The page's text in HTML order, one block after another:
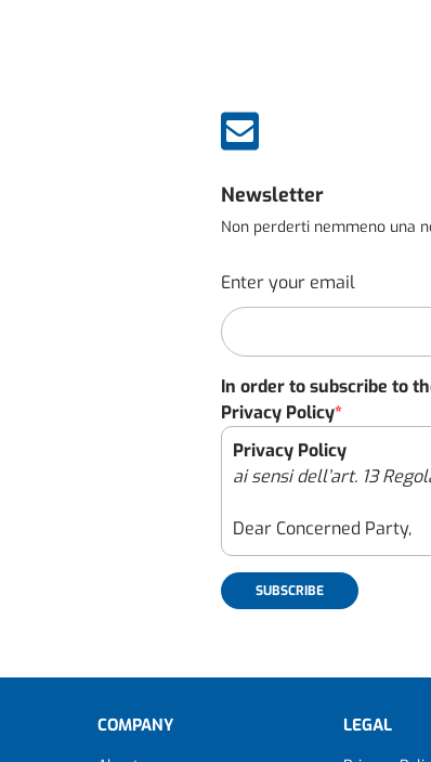

Newsletter
Non perderti nemmeno una
Enter your email
In order to subscribe to
Privacy Policy*
Privacy Policy
ai sensi dell’art. 13
Dear Concerned Party,
con il presente
il nostro impegno per
avvenga nel pieno
ulteriori norme
COMPANY LEGAL